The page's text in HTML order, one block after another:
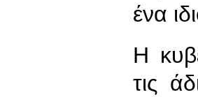
ένα
Η
τις